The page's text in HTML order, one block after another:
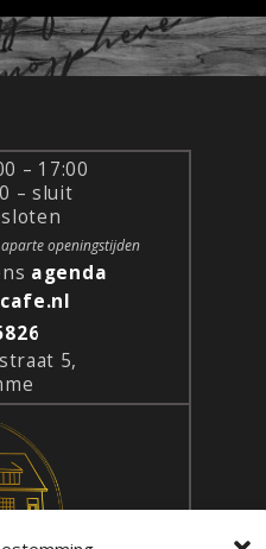
– 17:00
– sluit
openingstijden
agenda
5,